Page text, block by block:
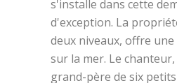
s'installe dans cette
d'exception. La
deux niveaux, offre
sur la mer. Le
grand-père de six